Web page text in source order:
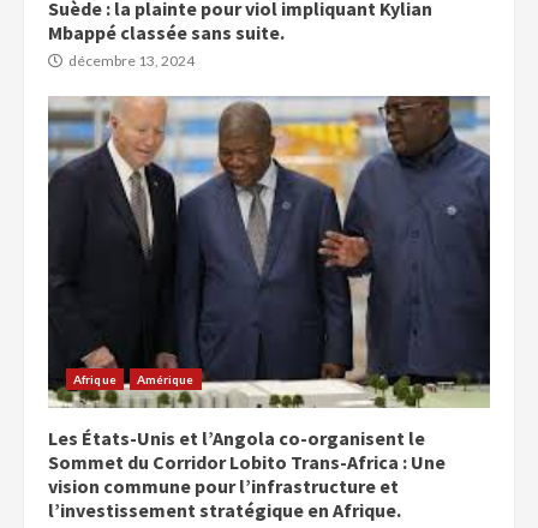
Suède : la plainte pour viol impliquant Kylian
Mbappé classée sans suite.
décembre 13, 2024
Afrique Amérique
Les États-Unis et l’Angola co-organisent le
Sommet du Corridor Lobito Trans-Africa : Une
vision commune pour l’infrastructure et
l’investissement stratégique en Afrique.